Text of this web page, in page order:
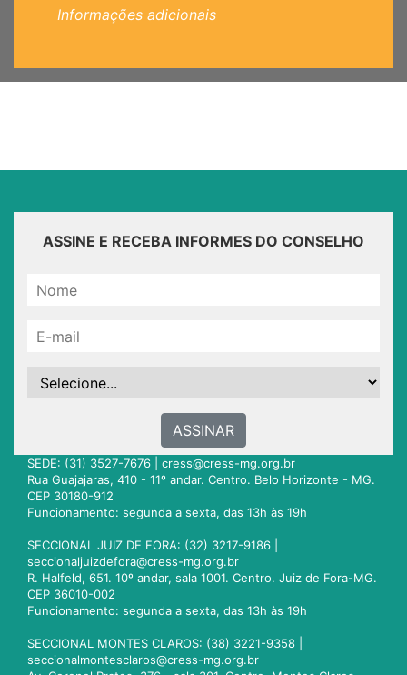
Informações adicionais
ASSINE E RECEBA INFORMES DO CONSELHO
ASSINAR
SEDE: (31) 3527-7676 | cress@cress-mg.org.br
Rua Guajajaras, 410 - 11º andar. Centro. Belo Horizonte - MG.
CEP 30180-912
Funcionamento: segunda a sexta, das 13h às 19h
SECCIONAL JUIZ DE FORA: (32) 3217-9186 |
seccionaljuizdefora@cress-mg.org.br
R. Halfeld, 651. 10º andar, sala 1001. Centro. Juiz de Fora-MG.
CEP 36010-002
Funcionamento: segunda a sexta, das 13h às 19h
SECCIONAL MONTES CLAROS: (38) 3221-9358 |
seccionalmontesclaros@cress-mg.org.br